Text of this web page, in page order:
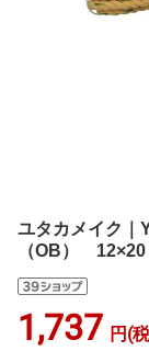
ユタカメイク
（OB）
1,737 円(